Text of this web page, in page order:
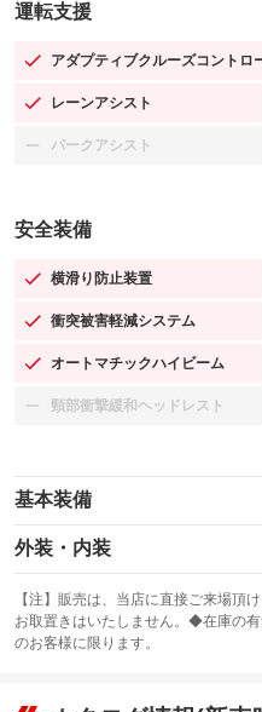
運転支援
アダプティブクルーズコントロ
：装備あり
レーンアシスト
：装備あり
パークアシスト
：装備なし
安全装備
横滑り防止装置
：装備あり
衝突被害軽減システム
：装備あり
オートマチックハイビーム
：装備あり
頸部衝撃緩和ヘッドレスト
：装備なし
基本装備
エアバッグ：運転席/助手席
：装備あり
：装備なし
サンルーフ
：装備なし
外装・内装
カーナビ：SDナビ
：装備あり
TV：フルセグ
：装備あり
【注】販売は、当店に直接ご来場頂
お取置きはいたしません。◆在庫の
のお客様に限ります。